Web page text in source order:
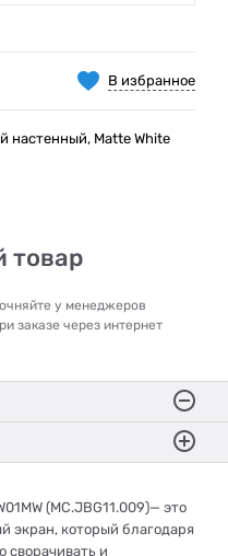
В избранное
настенный, Matte White
товар
у менеджеров
заказе через интернет
(MC.JBG11.009)— это
экран, который благодаря
сворачивать и